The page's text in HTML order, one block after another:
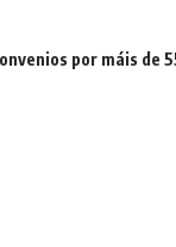
por máis de